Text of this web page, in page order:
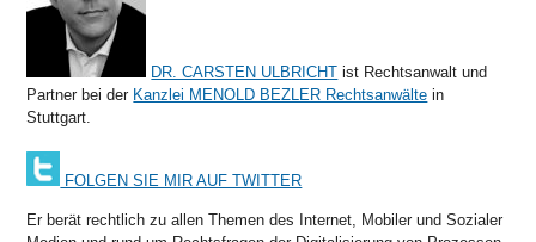
DR. CARSTEN ULBRICHT ist Rechtsanwalt und
Partner bei der Kanzlei MENOLD BEZLER Rechtsanwälte in
Stuttgart.
FOLGEN SIE MIR AUF TWITTER
Er berät rechtlich zu allen Themen des Internet, Mobiler und Sozialer